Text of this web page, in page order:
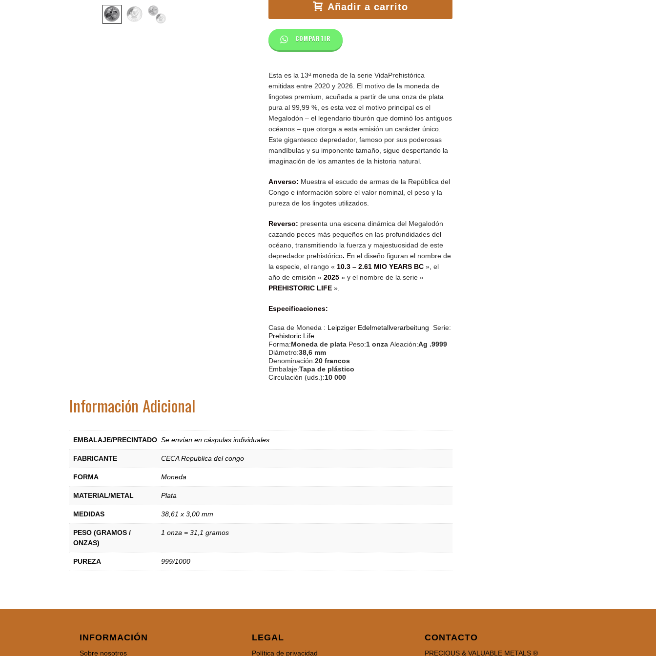
Añadir a carrito
COMPARTIR
Esta es la 13ª moneda de la serie VidaPrehistórica
emitidas entre 2020 y 2026. El motivo de la moneda de
lingotes premium, acuñada a partir de una onza de plata
pura al 99,99 %, es esta vez el motivo principal es el
Megalodón – el legendario tiburón que dominó los antiguos
océanos – que otorga a esta emisión un carácter único.
Este gigantesco depredador, famoso por sus poderosas
mandíbulas y su imponente tamaño, sigue despertando la
imaginación de los amantes de la historia natural.
Anverso: Muestra el escudo de armas de la República del
Congo e información sobre el valor nominal, el peso y la
pureza de los lingotes utilizados.
Reverso: presenta una escena dinámica del Megalodón
cazando peces más pequeños en las profundidades del
océano, transmitiendo la fuerza y majestuosidad de este
depredador prehistórico. En el diseño figuran el nombre de
la especie, el rango « 10.3 – 2.61 MIO YEARS BC », el
año de emisión «2025 » y el nombre de la serie «
PREHISTORIC LIFE ».
Especificaciones:
Casa de Moneda : Leipziger Edelmetallverarbeitung Serie:
Prehistoric Life
Forma:Moneda de plata Peso:1 onzaAleación:Ag .9999
Diámetro:38,6 mm
Denominación:20 francos
Embalaje:Tapa de plástico
Circulación (uds.):10 000
Información Adicional
EMBALAJE/PRECINTADO Se envían en cáspulas individuales
FABRICANTE CECA Republica del congo
FORMA Moneda
MATERIAL/METAL Plata
MEDIDAS 38,61 x 3,00 mm
PESO (GRAMOS /
ONZAS)
1 onza = 31,1 gramos
PUREZA 999/1000
INFORMACIÓN
Sobre nosotros
LEGAL
Política de privacidad
CONTACTO
PRECIOUS & VALUABLE METALS ®